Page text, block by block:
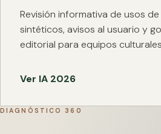
Revisión informativa de usos
sintéticos, avisos al usuario y
editorial para equipos
Ver IA 2026
DIAGNÓSTICO 360